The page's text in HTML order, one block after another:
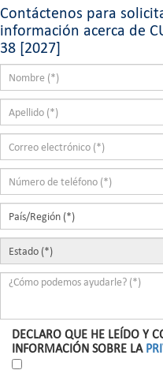
Contáctenos para
información acerca de
38 [2027]
DECLARO QUE HE LEÍDO Y
INFORMACIÓN SOBRE LA